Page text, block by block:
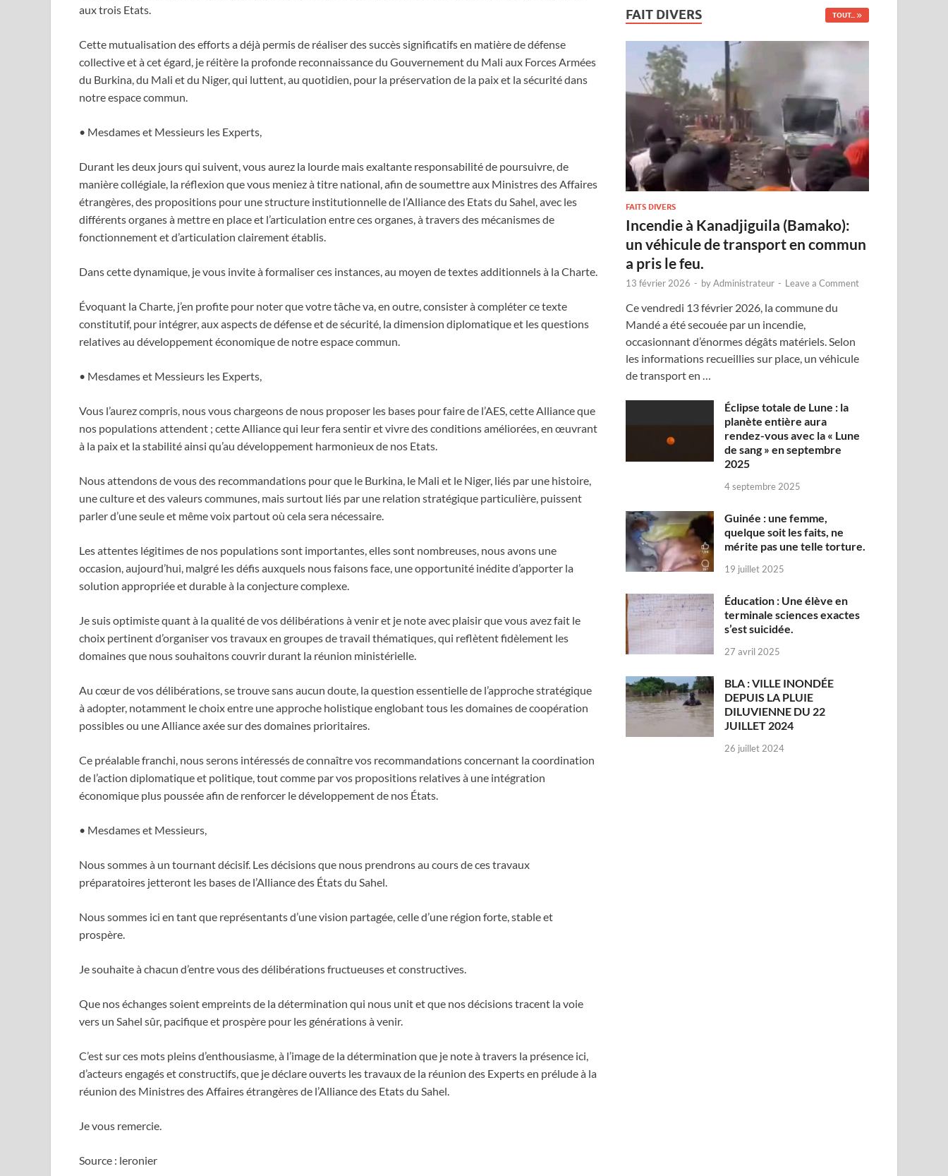
aux trois Etats.
Cette mutualisation des efforts a déjà permis de réaliser des succès significatifs en matière de défense
collective et à cet égard, je réitère la profonde reconnaissance du Gouvernement du Mali aux Forces Armées
du Burkina, du Mali et du Niger, qui luttent, au quotidien, pour la préservation de la paix et la sécurité dans
notre espace commun.
• Mesdames et Messieurs les Experts,
Durant les deux jours qui suivent, vous aurez la lourde mais exaltante responsabilité de poursuivre, de
manière collégiale, la réflexion que vous meniez à titre national, afin de soumettre aux Ministres des Affaires
étrangères, des propositions pour une structure institutionnelle de l’Alliance des Etats du Sahel, avec les
différents organes à mettre en place et l’articulation entre ces organes, à travers des mécanismes de
fonctionnement et d’articulation clairement établis.
Dans cette dynamique, je vous invite à formaliser ces instances, au moyen de textes additionnels à la Charte.
Évoquant la Charte, j’en profite pour noter que votre tâche va, en outre, consister à compléter ce texte
constitutif, pour intégrer, aux aspects de défense et de sécurité, la dimension diplomatique et les questions
relatives au développement économique de notre espace commun.
• Mesdames et Messieurs les Experts,
Vous l’aurez compris, nous vous chargeons de nous proposer les bases pour faire de l’AES, cette Alliance que
nos populations attendent ; cette Alliance qui leur fera sentir et vivre des conditions améliorées, en œuvrant
à la paix et la stabilité ainsi qu’au développement harmonieux de nos Etats.
Nous attendons de vous des recommandations pour que le Burkina, le Mali et le Niger, liés par une histoire,
une culture et des valeurs communes, mais surtout liés par une relation stratégique particulière, puissent
parler d’une seule et même voix partout où cela sera nécessaire.
Les attentes légitimes de nos populations sont importantes, elles sont nombreuses, nous avons une
occasion, aujourd’hui, malgré les défis auxquels nous faisons face, une opportunité inédite d’apporter la
solution appropriée et durable à la conjecture complexe.
Je suis optimiste quant à la qualité de vos délibérations à venir et je note avec plaisir que vous avez fait le
choix pertinent d’organiser vos travaux en groupes de travail thématiques, qui reflètent fidèlement les
domaines que nous souhaitons couvrir durant la réunion ministérielle.
Au cœur de vos délibérations, se trouve sans aucun doute, la question essentielle de l’approche stratégique
à adopter, notamment le choix entre une approche holistique englobant tous les domaines de coopération
possibles ou une Alliance axée sur des domaines prioritaires.
Ce préalable franchi, nous serons intéressés de connaître vos recommandations concernant la coordination
de l’action diplomatique et politique, tout comme par vos propositions relatives à une intégration
économique plus poussée afin de renforcer le développement de nos États.
• Mesdames et Messieurs,
Nous sommes à un tournant décisif. Les décisions que nous prendrons au cours de ces travaux
préparatoires jetteront les bases de l’Alliance des États du Sahel.
Nous sommes ici en tant que représentants d’une vision partagée, celle d’une région forte, stable et
prospère.
Je souhaite à chacun d’entre vous des délibérations fructueuses et constructives.
Que nos échanges soient empreints de la détermination qui nous unit et que nos décisions tracent la voie
vers un Sahel sûr, pacifique et prospère pour les générations à venir.
C’est sur ces mots pleins d’enthousiasme, à l’image de la détermination que je note à travers la présence ici,
d’acteurs engagés et constructifs, que je déclare ouverts les travaux de la réunion des Experts en prélude à la
réunion des Ministres des Affaires étrangères de l’Alliance des Etats du Sahel.
Je vous remercie.
Source : leronier
FAIT DIVERS TOUT...
FAITS DIVERS
Incendie à Kanadjiguila (Bamako):
un véhicule de transport en commun
a pris le feu.
13 février 2026 - byAdministrateur - Leave a Comment
Ce vendredi 13 février 2026, la commune du
Mandé a été secouée par un incendie,
occasionnant d’énormes dégâts matériels. Selon
les informations recueillies sur place, un véhicule
de transport en …
Éclipse totale de Lune : la
planète entière aura
rendez-vous avec la « Lune
de sang » en septembre
2025
4 septembre 2025
Guinée : une femme,
quelque soit les faits, ne
mérite pas une telle torture.
19 juillet 2025
Éducation : Une élève en
terminale sciences exactes
s’est suicidée.
27 avril 2025
BLA : VILLE INONDÉE
DEPUIS LA PLUIE
DILUVIENNE DU 22
JUILLET 2024
26 juillet 2024